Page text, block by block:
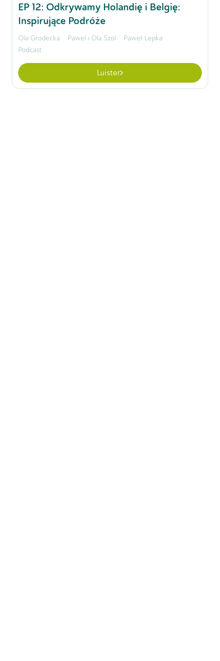
EP12: Odkrywamy Holandię i Belgię:
Inspirujące Podróże
Ola Grodecka Pawel i Ola Szol
Paweł Lepka
Podcast
Luister